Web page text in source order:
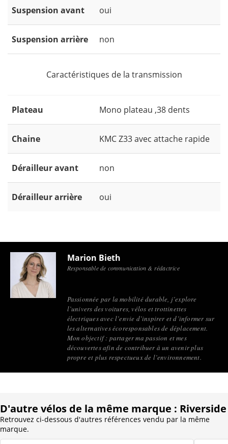
Suspension avant oui
Suspension arrière non
Caractéristiques de la transmission
Plateau Mono plateau ,38 dents
Chaine KMC Z33 avec attache rapide
Dérailleur avant non
Dérailleur arrière oui
Marion Bieth
Responsable de communication & rédactrice
Passionnée par la mobilité durable, j’explore
l’univers des voitures, vélos et trottinettes
électriques avec l’envie d’inspirer et d’informer sur
les alternatives écoresponsables de déplacement.
Mon objectif : partager ma passion et mes
découvertes afin de contribuer à un avenir plus
propre et plus respectueux de l’environnement.
D'autre vélos de la même marque : Riverside
Retrouvez ci-dessous d'autres références vendu par la même
marque.